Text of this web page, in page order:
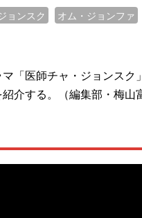
ョンスク
オム・ジョンファ
「医師チャ・ジョンスク
介する。（編集部・梅山